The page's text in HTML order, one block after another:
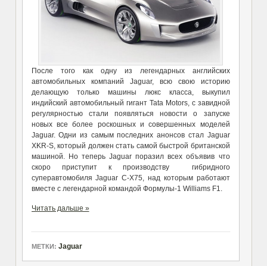
После того как одну из легендарных английских
автомобильных компаний Jaguar, всю свою историю
делающую только машины люкс класса, выкупил
индийский автомобильный гигант Tata Motors, с завидной
регулярностью стали появляться новости о запуске
новых все более роскошных и совершенных моделей
Jaguar. Одни из самым последних анонсов стал Jaguar
XKR-S, который должен стать самой быстрой британской
машиной. Но теперь Jaguar поразил всех объявив что
скоро приступит к производству гибридного
суперавтомобиля Jaguar C-X75, над которым работают
вместе с легендарной командой Формулы-1 Williams F1.
Читать дальше »
МЕТКИ: Jaguar